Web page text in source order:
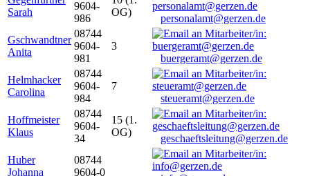
Sarah
9604-
986
OG)
personalamt@gerzen.de
Gschwandtner
Anita
08744
9604-
981
3
buergeramt@gerzen.de
Helmhacker
Carolina
08744
9604-
984
7
steueramt@gerzen.de
Hoffmeister
Klaus
08744
9604-
34
15 (1.
OG)
geschaeftsleitung@gerzen.de
Huber
Johanna
08744
9604-0